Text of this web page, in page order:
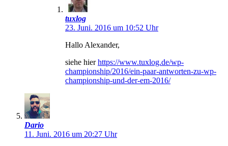
tuxlog
23. Juni. 2016 um 10:52 Uhr
Hallo Alexander,
siehe hierhttps://www.tuxlog.de/wp-
championship/2016/ein-paar-antworten-zu-wp-
championship-und-der-em-2016/
Dario
11. Juni. 2016 um 20:27 Uhr